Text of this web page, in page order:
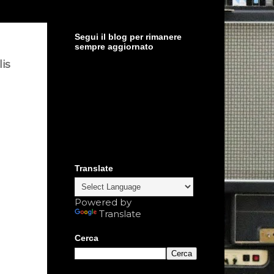
Segui il blog per rimanere
sempre aggiornato
Translate
Powered by
Translate
Cerca